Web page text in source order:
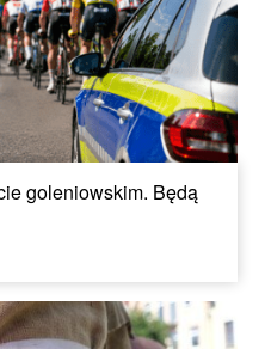
goleniowskim. Będą